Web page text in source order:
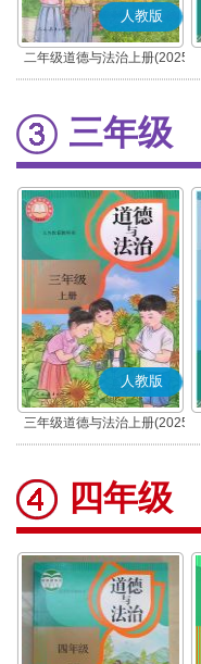
人教版
二年级道德与法治上册(2025
秋版)(部编版)
三年级
人教版
三年级道德与法治上册(2025
秋版)(部编版)
四年级